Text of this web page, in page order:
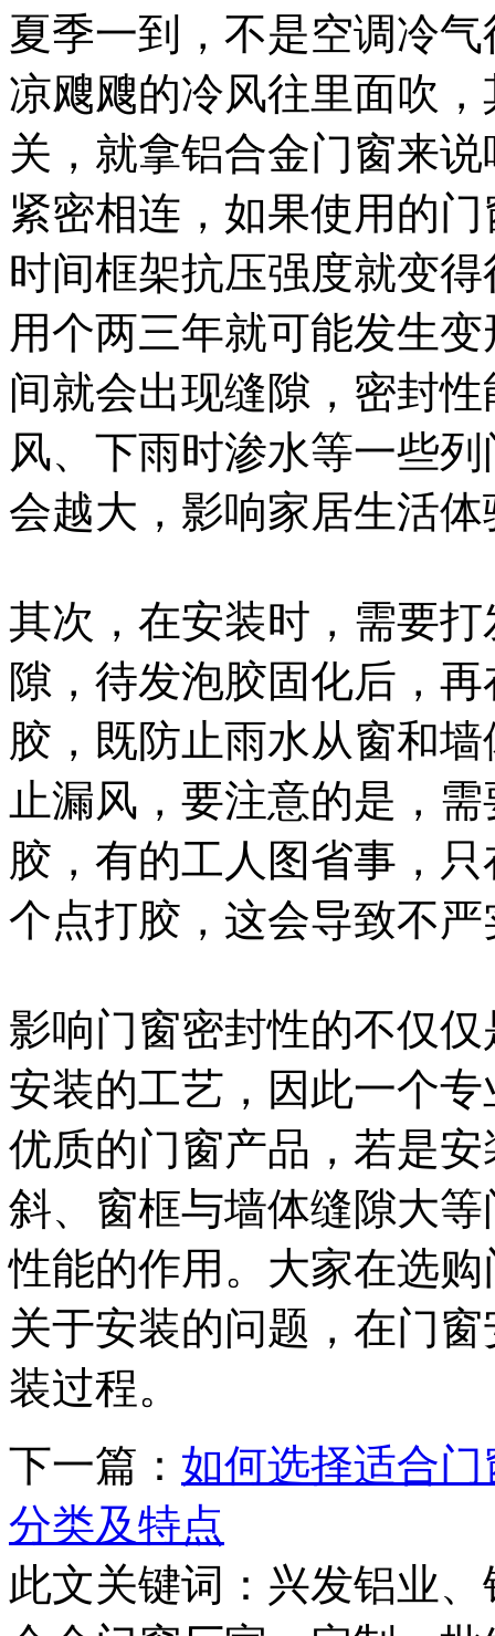
夏季一到，不是空调冷
凉飕飕的冷风往里面吹
关，就拿铝合金门窗来
紧密相连，如果使用的
时间框架抗压强度就变
用个两三年就可能发生
间就会出现缝隙，密封
风、下雨时渗水等一些
会越大，影响家居生活体
其次，在安装时，需要
隙，待发泡胶固化后，
胶，既防止雨水从窗和
止漏风，要注意的是，
胶，有的工人图省事，
个点打胶，这会导致不严
影响门窗密封性的不仅
安装的工艺，因此一个
优质的门窗产品，若是
斜、窗框与墙体缝隙大
性能的作用。大家在选
关于安装的问题，在门
装过程。
下一篇： 如何选择适合门
分类及特点
此文关键词： 兴发铝业